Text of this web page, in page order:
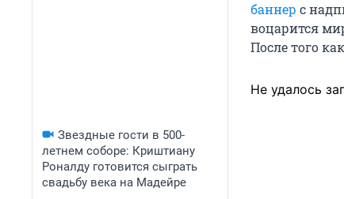
Звездные гости в 500-
летнем соборе: Криштиану
Роналду готовится сыграть
свадьбу века на Мадейре
баннер с
воцарится
После того
Не удалось